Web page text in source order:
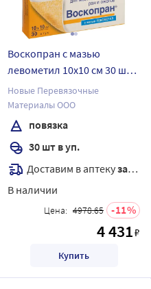
Воскопран с мазью
левометил 10х10 см 30 шт.
повязка мазевая
атравматическая с
восковым покрытием
стерильная
антимикробная
Новые Перевязочные
Материалы ООО
повязка
30 шт в уп.
Доставим в аптекузавтра
В наличии
Цена: 4978.65 11
4 431₽
Купить